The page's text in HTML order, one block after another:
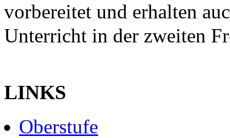
vorbereitet und erhalten
Unterricht in der zweiten
LINKS
Oberstufe